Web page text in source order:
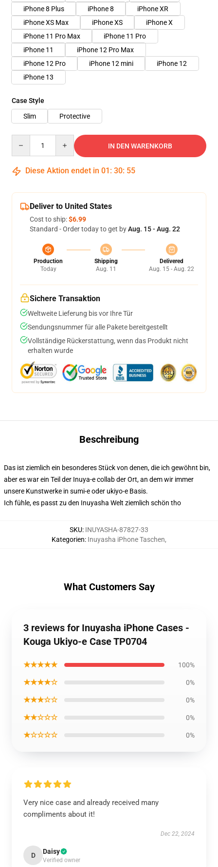
iPhone 8 Plus
iPhone 8
iPhone XR
iPhone XS Max
iPhone XS
iPhone X
iPhone 11 Pro Max
iPhone 11 Pro
iPhone 11
iPhone 12 Pro Max
iPhone 12 Pro
iPhone 12 mini
iPhone 12
iPhone 13
Case Style
Slim
Protective
IN DEN WARENKORB
Diese Aktion endet in 01 : 30: 54
Deliver to United States
Cost to ship:$6.99
Standard - Order today to get byAug. 15 - Aug. 22
Production
Today
Shipping
Aug. 11
Delivered
Aug. 15 - Aug. 22
Sichere Transaktion
Weltweite Lieferung bis vor Ihre Tür
Sendungsnummer für alle Pakete bereitgestellt
Vollständige Rückerstattung, wenn das Produkt nicht
erhalten wurde
Beschreibung
Das ist ziemlich ein besonderes Stück von denen, die ich gewöhnt bin,
aber es war ein Teil der Inuya-e collab der Ort, an dem wir immer
unsere Kunstwerke in sumi-e oder ukiyo-e Basis.
Ich fühle, es passt zu den Inuyasha Welt ziemlich schön tho
SKU: INUYASHA-87827-33
Kategorien: Inuyasha iPhone Taschen,
What Customers Say
3 reviews for Inuyasha iPhone Cases -
Kouga Ukiyo-e Case TP0704
★★★★★ 100%
★★★★☆ 0%
★★★☆☆ 0%
★★☆☆☆ 0%
★☆☆☆☆ 0%
Very nice case and already received many
compliments about it!
Dec 22, 2024
D Daisy
Verified owner